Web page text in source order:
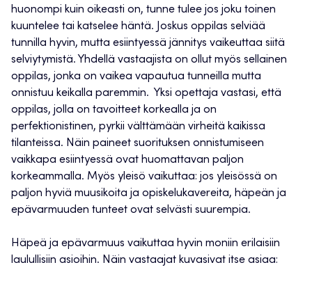
huonompi kuin oikeasti on, tunne tulee jos joku toinen
kuuntelee tai katselee häntä. Joskus oppilas selviää
tunnilla hyvin, mutta esiintyessä jännitys vaikeuttaa siitä
selviytymistä. Yhdellä vastaajista on ollut myös sellainen
oppilas, jonka on vaikea vapautua tunneilla mutta
onnistuu keikalla paremmin. Yksi opettaja vastasi, että
oppilas, jolla on tavoitteet korkealla ja on
perfektionistinen, pyrkii välttämään virheitä kaikissa
tilanteissa. Näin paineet suorituksen onnistumiseen
vaikkapa esiintyessä ovat huomattavan paljon
korkeammalla. Myös yleisö vaikuttaa: jos yleisössä on
paljon hyviä muusikoita ja opiskelukavereita, häpeän ja
epävarmuuden tunteet ovat selvästi suurempia.
Häpeä ja epävarmuus vaikuttaa hyvin moniin erilaisiin
laulullisiin asioihin. Näin vastaajat kuvasivat itse asiaa: